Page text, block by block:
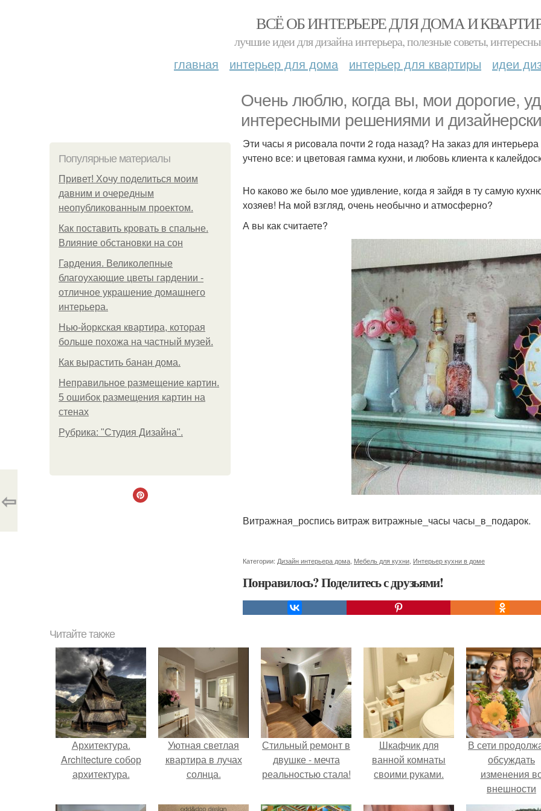
ВСЁ ОБ ИНТЕРЬЕРЕ ДЛЯ ДОМА И
лучшие идеи для дизайна интерьера, полезные советы,
главная интерьер для дома интерьер для квартиры идеи
Очень люблю, когда вы, мои дорогие,
интересными решениями и
Популярные материалы
Привет! Хочу поделиться моим
давним и очередным
неопубликованным проектом.
Как поставить кровать в спальне.
Влияние обстановки на сон
Гардения. Великолепные
благоухающие цветы гардении -
отличное украшение домашнего
интерьера.
Нью-йоркская квартира, которая
больше похожа на частный музей.
Как вырастить банан дома.
Неправильное размещение картин.
5 ошибок размещения картин на
стенах
Рубрика: "Студия Дизайна".
Эти часы я рисовала почти 2 года назад? На заказ для
учтено все: и цветовая гамма кухни, и любовь клиента к
Но каково же было мое удивление, когда я зайдя в ту самую
хозяев! На мой взгляд, очень необычно и атмосферно?
А вы как считаете?
Витражная_роспись витраж витражные_часы часы_в_подарок.
Категории: Дизайн интерьера дома Мебель для кухни Интерьер кухни в доме
Понравилось? Поделитесь с друзьями!
⇦
Читайте также
Архитектура.
Architecture собор
архитектура.
Уютная светлая
квартира в лучах
солнца.
Стильный ремонт в
двушке - мечта
реальностью стала!
Шкафчик для
ванной комнаты
своими руками.
В сети
обсуждать
изменения
внешности
актрисы.